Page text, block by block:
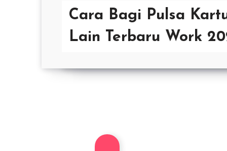
Cara Bagi Pulsa
Lain Terbaru Work